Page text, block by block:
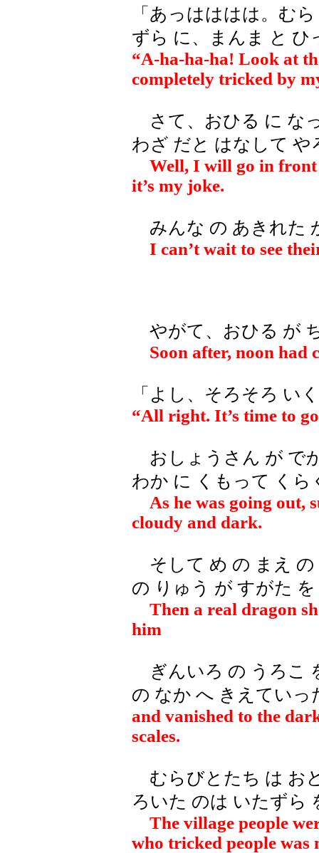
「あっはははは。む
ずら に、まんま と ひ
“A-ha-ha-ha! Look at
completely tricked by
さて、おひる に な
わざ だと はなして や
Well, I will go in front
it’s my joke.
みんな の あきれた
I can’t wait to see
やがて、おひる が
Soon after, noon had
「よし、そろそろ い
“All right. It’s time to
おしょうさん が で
わか に くもって く
As he was going out,
cloudy and dark.
そして め の まえ の
の りゅう が すがた
Then a real dragon
him
ぎんいろ の うろこ
の なか へ きえていっ
and vanished to the
scales.
むらびとたち は お
ろいた のは いたずら
The village people
who tricked people was